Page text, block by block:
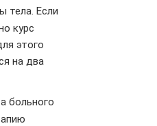
тела. Если
курс
этого
на два
больного